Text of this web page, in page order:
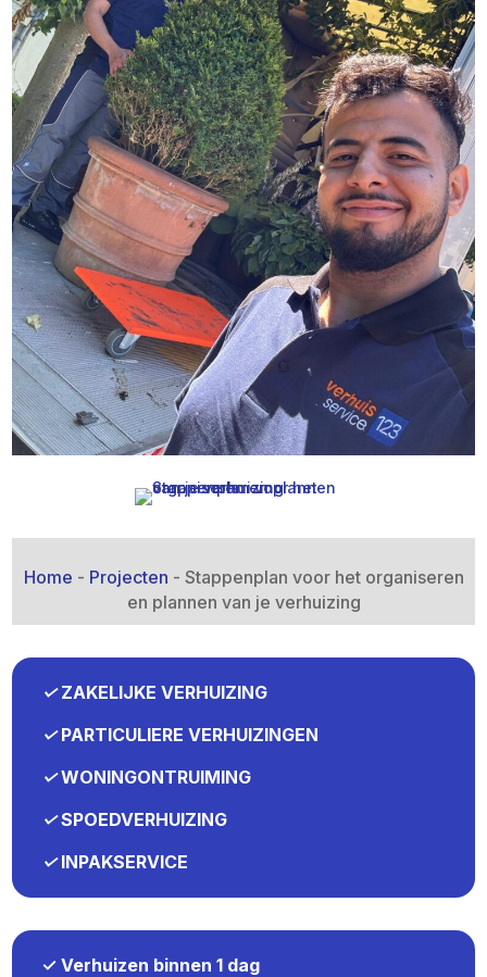
Home - Projecten - Stappenplan voor het organiseren
en plannen van je verhuizing
✓ZAKELIJKE VERHUIZING
✓PARTICULIERE VERHUIZINGEN
✓WONINGONTRUIMING
✓SPOEDVERHUIZING
✓INPAKSERVICE
✓ Verhuizen binnen 1 dag